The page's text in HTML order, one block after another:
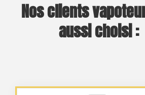
Nos clients
aussi choisi :